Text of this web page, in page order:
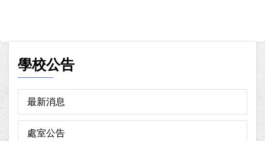
學校公告
最新消息
處室公告